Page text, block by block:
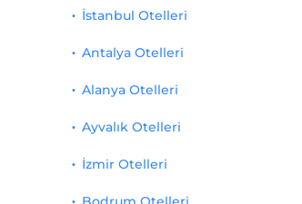
İstanbul Otelleri
Antalya Otelleri
Alanya Otelleri
Ayvalık Otelleri
İzmir Otelleri